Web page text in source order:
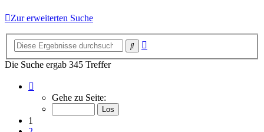
Zur erweiterten Suche
Suche
Die Suche ergab 345 Treffer
von
Gehe zu Seite:
1